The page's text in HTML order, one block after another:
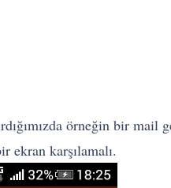
örneğin bir
ekran karşılamalı.